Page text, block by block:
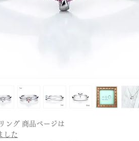
ング 商品ページは
した